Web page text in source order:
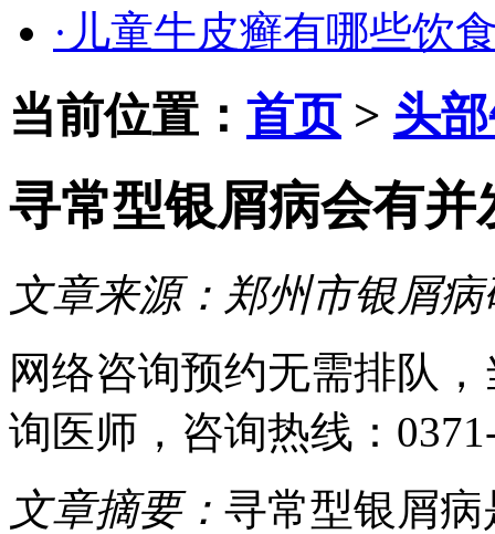
·儿童牛皮癣有哪些饮
当前位置： 首页> 头
寻常型银屑病会有并
文章来源： 郑州市银屑
网络咨询预约无需排队
询医师 ，咨询热线：
文章摘要： 寻常型银屑